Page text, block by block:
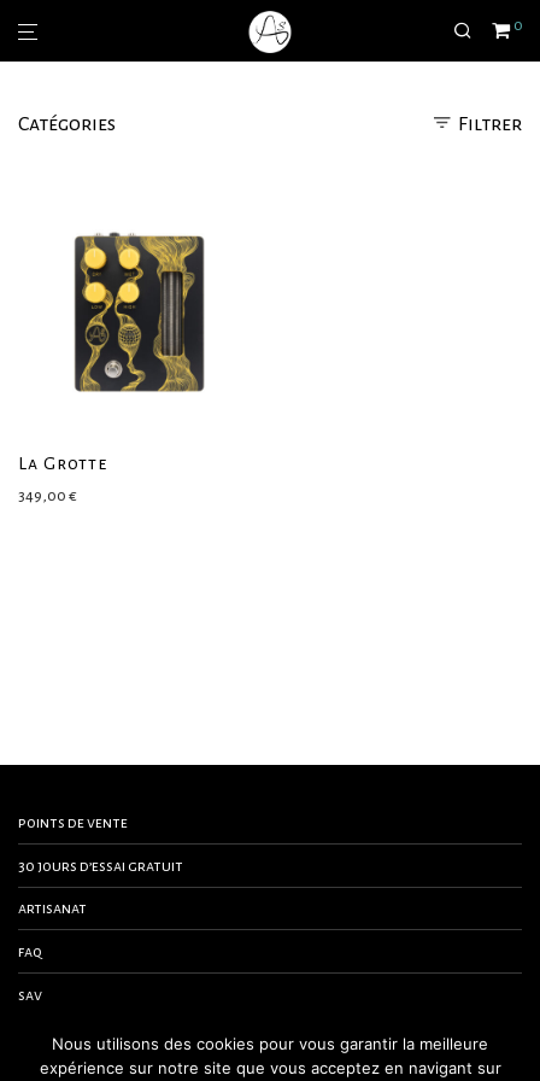
0
Catégories Filtrer
La Grotte
349,00 €
points de vente
30 jours d’essai gratuit
artisanat
faq
sav
contactez-nous
Nous utilisons des cookies pour vous garantir la meilleure
expérience sur notre site que vous acceptez en navigant sur